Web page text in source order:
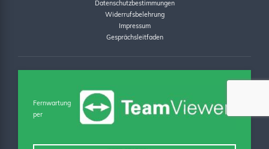
Datenschutzbestimmungen
Widerrufsbelehrung
Impressum
Gesprächsleitfaden
Fernwartung
per